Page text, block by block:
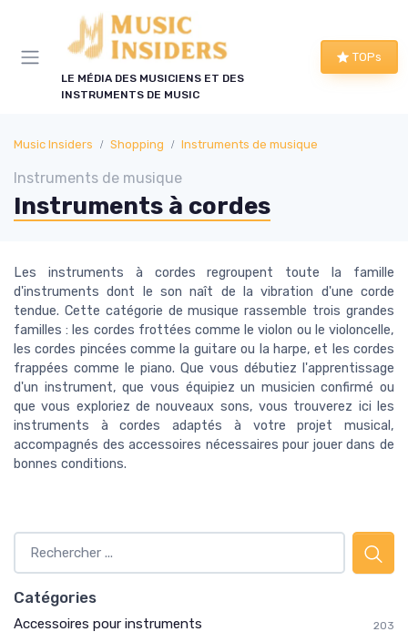
LE MÉDIA DES MUSICIENS ET DES
INSTRUMENTS DE MUSIC
TOPs
Music Insiders Shopping Instruments de musique
Instruments de musique
Instruments à cordes
Les instruments à cordes regroupent toute la famille
d'instruments dont le son naît de la vibration d'une corde
tendue. Cette catégorie de musique rassemble trois grandes
familles : les cordes frottées comme le violon ou le violoncelle,
les cordes pincées comme la guitare ou la harpe, et les cordes
frappées comme le piano. Que vous débutiez l'apprentissage
d'un instrument, que vous équipiez un musicien confirmé ou
que vous exploriez de nouveaux sons, vous trouverez ici les
instruments à cordes adaptés à votre projet musical,
accompagnés des accessoires nécessaires pour jouer dans de
bonnes conditions.
Catégories
Accessoires pour instruments 203
Panneau de gestion des cookies